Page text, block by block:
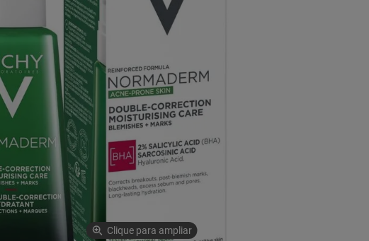
Clique para ampliar